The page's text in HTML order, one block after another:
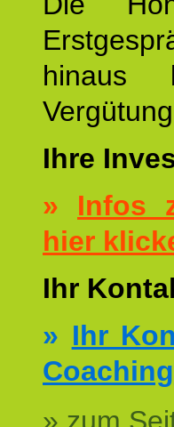
hinaus
Ihre
» Infos
hier
Ihr
» Ihr